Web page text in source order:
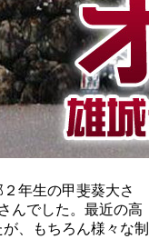
年生の甲斐葵大さ
んでした。最近の高
、もちろん様々な制